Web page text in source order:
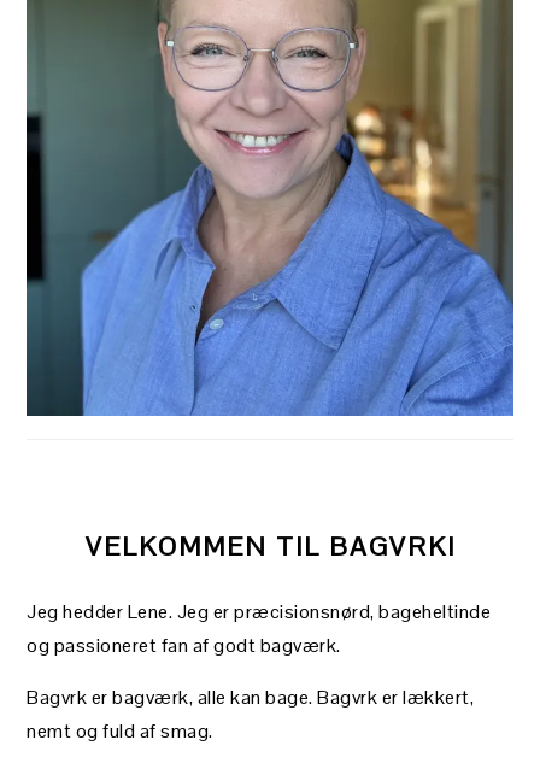
VELKOMMEN TIL BAGVRK!
Jeg hedder Lene. Jeg er præcisionsnørd, bageheltinde
og passioneret fan af godt bagværk.
Bagvrk er bagværk, alle kan bage. Bagvrk er lækkert,
nemt og fuld af smag.